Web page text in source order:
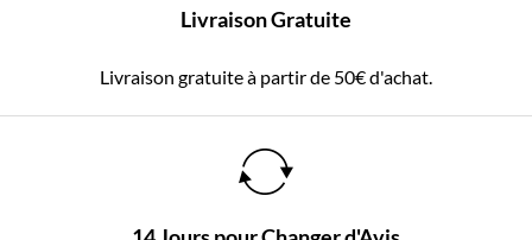
Livraison Gratuite
Livraison gratuite à partir de 50€ d'achat.